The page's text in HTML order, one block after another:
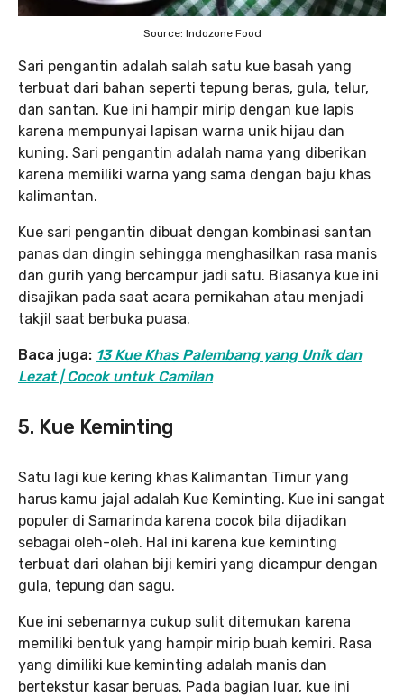
Source: Indozone Food
Sari pengantin adalah salah satu kue basah yang
terbuat dari bahan seperti tepung beras, gula, telur,
dan santan. Kue ini hampir mirip dengan kue lapis
karena mempunyai lapisan warna unik hijau dan
kuning. Sari pengantin adalah nama yang diberikan
karena memiliki warna yang sama dengan baju khas
kalimantan.
Kue sari pengantin dibuat dengan kombinasi santan
panas dan dingin sehingga menghasilkan rasa manis
dan gurih yang bercampur jadi satu. Biasanya kue ini
disajikan pada saat acara pernikahan atau menjadi
takjil saat berbuka puasa.
Baca juga: 13 Kue Khas Palembang yang Unik dan
Lezat | Cocok untuk Camilan
5. Kue Keminting
Satu lagi kue kering khas Kalimantan Timur yang
harus kamu jajal adalah Kue Keminting. Kue ini sangat
populer di Samarinda karena cocok bila dijadikan
sebagai oleh-oleh. Hal ini karena kue keminting
terbuat dari olahan biji kemiri yang dicampur dengan
gula, tepung dan sagu.
Kue ini sebenarnya cukup sulit ditemukan karena
memiliki bentuk yang hampir mirip buah kemiri. Rasa
yang dimiliki kue keminting adalah manis dan
bertekstur kasar beruas. Pada bagian luar, kue ini